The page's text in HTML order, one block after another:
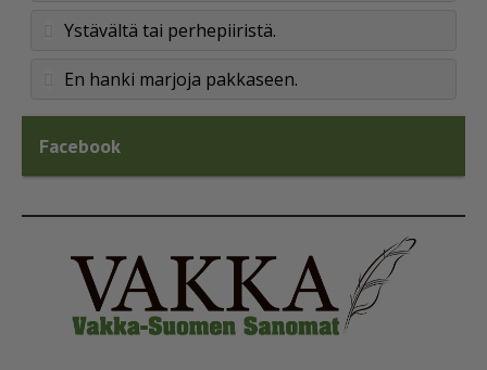
Ystävältä tai perhepiiristä.
En hanki marjoja pakkaseen.
Facebook